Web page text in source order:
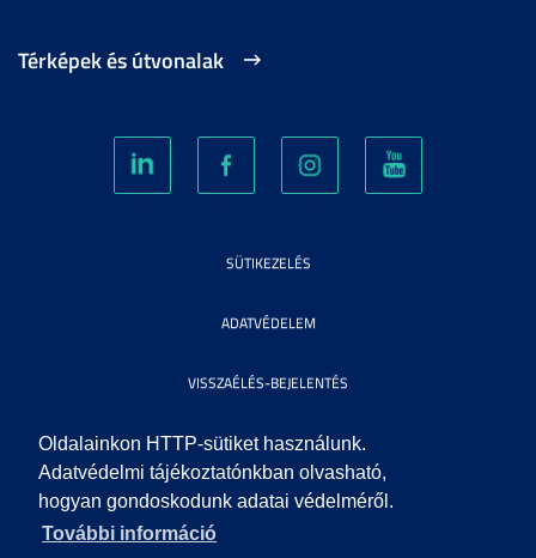
Oldalainkon HTTP-sütiket használunk.
Adatvédelmi tájékoztatónkban olvasható,
hogyan gondoskodunk adatai védelméről.
További információ
Térképek és útvonalak
SÜTIKEZELÉS
ADATVÉDELEM
VISSZAÉLÉS-BEJELENTÉS
KÖZÉRDEKŰ ADATOK
IMPRESSZUM